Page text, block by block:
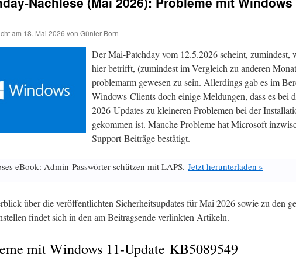
am 18. Mai 2026 von Günter Born
Der Mai-Patchday vom 12.5.2026 scheint, zumindest,
hier betrifft, (zumindest im Vergleich zu anderen
problemarm gewesen zu sein. Allerdings gab es im
Windows-Clients doch einige Meldungen, dass es bei
2026-Updates zu kleineren Problemen bei der
gekommen ist. Manche Probleme hat Microsoft
Support-Beiträge bestätigt.
eBook: Admin-Passwörter schützen mit LAPS. Jetzt herunterladen »
über die veröffentlichten Sicherheitsupdates für Mai 2026 sowie zu den
findet sich in den am Beitragsende verlinkten Artikeln.
mit Windows 11-Update KB5089549